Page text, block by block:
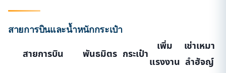
สายการบินและน้ำหนักกระเป๋า
สายการบิน พันธมิตร กระเป๋า
เพิ่ม
แรงงาน
เช่าเหมา
ลำฮัจญ์